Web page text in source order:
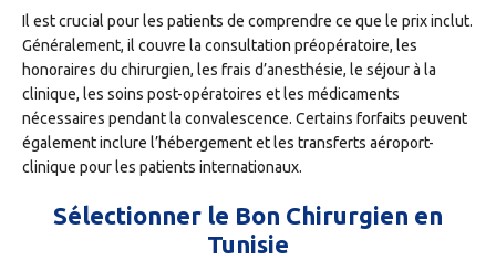
Il est crucial pour les patients de comprendre ce que le prix inclut.
Généralement, il couvre la consultation préopératoire, les
honoraires du chirurgien, les frais d’anesthésie, le séjour à la
clinique, les soins post-opératoires et les médicaments
nécessaires pendant la convalescence. Certains forfaits peuvent
également inclure l’hébergement et les transferts aéroport-
clinique pour les patients internationaux.
Sélectionner le Bon Chirurgien en
Tunisie